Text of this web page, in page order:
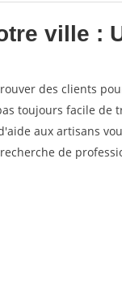
ville :
des clients
toujours facile de
aux artisans
de